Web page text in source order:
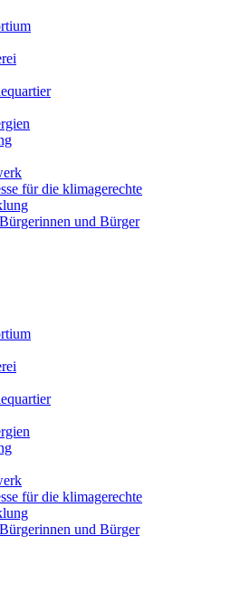
für die klimagerechte
und Bürger
für die klimagerechte
und Bürger